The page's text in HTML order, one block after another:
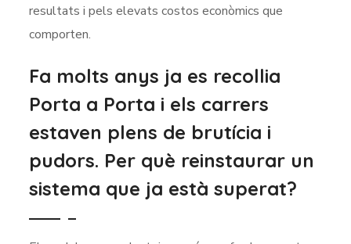
resultats i pels elevats costos econòmics que
comporten.
Fa molts anys ja es recollia
Porta a Porta i els carrers
estaven plens de brutícia i
pudors. Per què reinstaurar un
sistema que ja està superat?